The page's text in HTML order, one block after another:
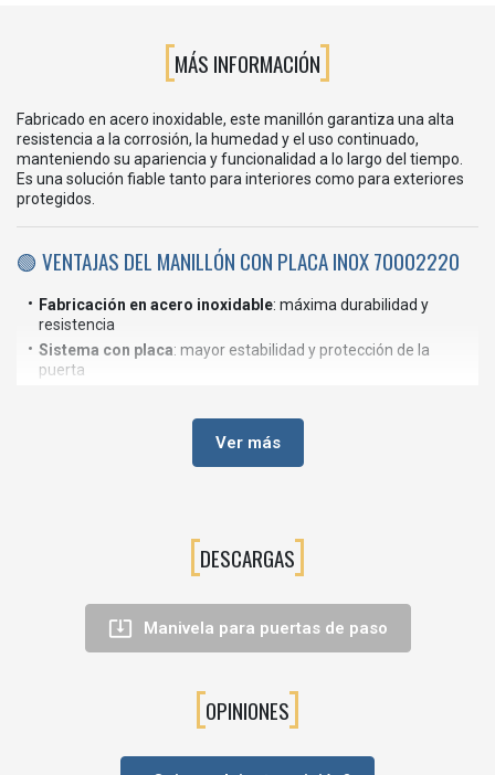
MÁS INFORMACIÓN
Fabricado en acero inoxidable, este manillón garantiza una alta
resistencia a la corrosión, la humedad y el uso continuado,
manteniendo su apariencia y funcionalidad a lo largo del tiempo.
Es una solución fiable tanto para interiores como para exteriores
protegidos.
🟢 VENTAJAS DEL MANILLÓN CON PLACA INOX 70002220
Fabricación en acero inoxidable: máxima durabilidad y
resistencia
Sistema con placa: mayor estabilidad y protección de la
puerta
: estética técnica y profesional
: facilita la apertura diaria
: resistente a la humedad y al desgaste
🏠 APLICACIONES RECOMENDADAS
Este manillón está especialmente indicado para:
Oficinas y espacios profesionales
Hoteles y proyectos contract
Ver más
DESCARGAS
 Manivela para puertas de paso
OPINIONES